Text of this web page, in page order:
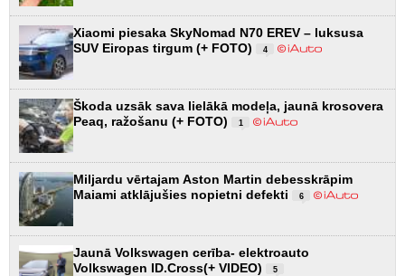
Xiaomi piesaka SkyNomad N70 EREV – luksusa
SUV Eiropas tirgum (+ FOTO)
4
Škoda uzsāk sava lielākā modeļa, jaunā krosovera
Peaq, ražošanu (+ FOTO)
1
Miljardu vērtajam Aston Martin debesskrāpim
Maiami atklājušies nopietni defekti
6
Jaunā Volkswagen cerība- elektroauto
Volkswagen ID.Cross(+ VIDEO)
5